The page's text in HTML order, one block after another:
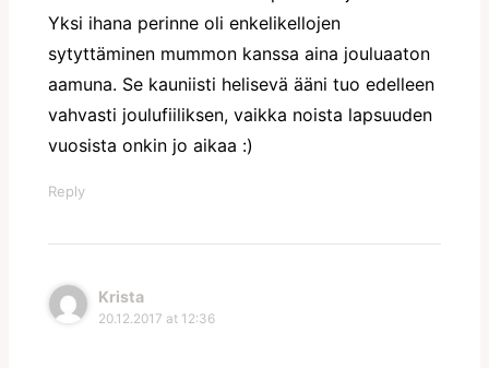
Yksi ihana perinne oli enkelikellojen
sytyttäminen mummon kanssa aina jouluaaton
aamuna. Se kauniisti helisevä ääni tuo edelleen
vahvasti joulufiiliksen, vaikka noista lapsuuden
vuosista onkin jo aikaa :)
Reply
Krista
20.12.2017 at 12:36